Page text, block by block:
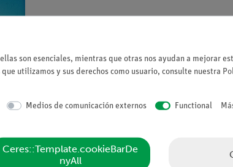
son esenciales, mientras que otras nos ayudan a mejorar
utilizamos y sus derechos como usuario, consulte nuestra
Medios de comunicación externos Functional
Ceres::Template.cookieBarDe
nyAll